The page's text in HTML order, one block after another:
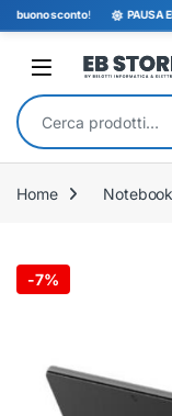
sconto! PAUSA
Open
Cerca:
Home
-7%